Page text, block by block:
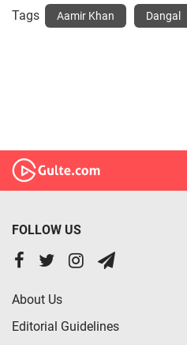
Tags Aamir Khan Dangal
FOLLOW US
About Us
Editorial Guidelines